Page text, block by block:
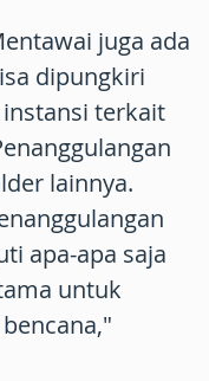
juga ada
dipungkiri
terkait
lainnya.
apa-apa saja
untuk